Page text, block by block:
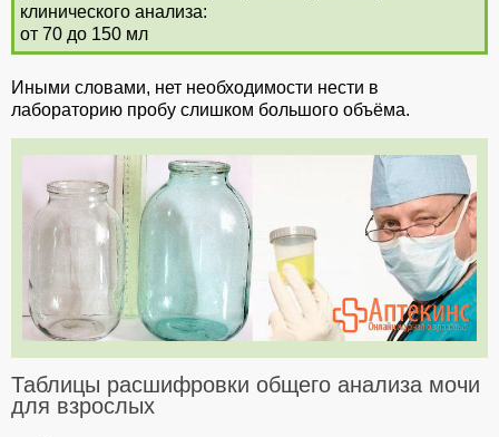
клинического анализа:
от 70 до 150 мл
Иными словами, нет необходимости нести в
лабораторию пробу слишком большого объёма.
Таблицы расшифровки общего анализа мочи
для взрослых